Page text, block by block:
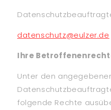
datenschutz@eulzer.de
Ihre
Unter den
folgende Rechte